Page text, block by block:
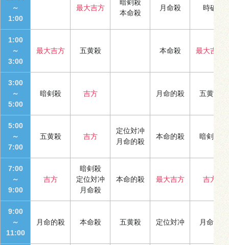
～
1:00
最大吉方
暗剣殺
本命殺
月命殺 時破
1:00
～
3:00
最大吉方 五黄殺 本命殺 最大吉方
3:00
～
5:00
暗剣殺 吉方 月命的殺 五黄殺
5:00
～
7:00
五黄殺 吉方
定位対冲
月命的殺
本命的殺 暗剣殺
7:00
～
9:00
吉方
暗剣殺
定位対冲
月命殺
本命的殺 最大吉方 吉方
9:00
～
11:00
月命的殺 本命殺 五黄殺 定位対冲 月命殺